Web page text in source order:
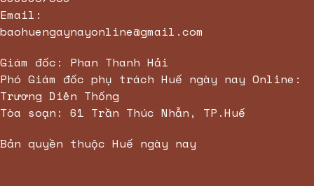
Email:
baohuengaynayonline@gmail.com
Giám đốc: Phan Thanh Hải
Phó Giám đốc phụ trách Huế ngày nay Online:
Trương Diên Thống
Tòa soạn: 61 Trần Thúc Nhẫn, TP.Huế
Bản quyền thuộc Huế ngày nay